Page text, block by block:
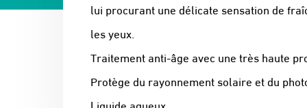
lui procurant une délicate sensation de
les yeux.
Traitement anti-âge avec une très haute
Protège du rayonnement solaire et du